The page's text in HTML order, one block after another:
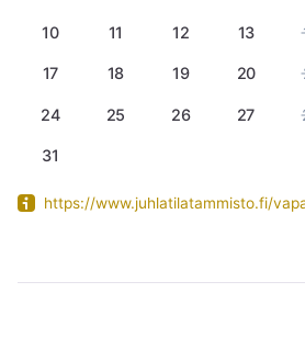
10 11 12 13
17 18 19 20
24 25 26 27
31
https://www.juhlatilatammisto.fi/